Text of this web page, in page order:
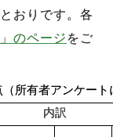
おりです。各
のページをご
所有者アンケート
内訳